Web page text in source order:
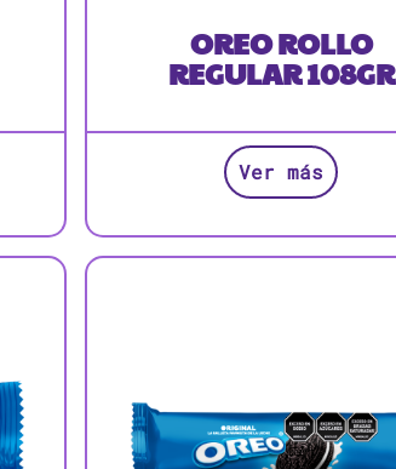
OREO ROLLO
REGULAR 108GR
Ver más